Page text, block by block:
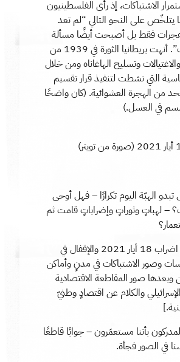
الاشتباكات، إذ رأى الفلسطينيون
يتلخّص على النحو التالي “لم تعد
فقط بل أصبحت أيضًا مسألة
سيادة على التراب”. أنهت بريطانيا الثورة في 1939 من
وتسليح الهاغاناه ومن خلال
التي نشطت لتنفيذ قرار تقسيم
من الهجرة العشوائية. (كان واضحًا
في العسل.)
الهبّة اليوم تكرارًا – فهل أوحى
– لهباتٍ وثوراتٍ وإضراباتٍ قامت ثم
[نضيف هنا صور اضراب 18 أيار 2021 والإقفال في
وصور الاشتباكات في مدنٍ وأماكن
صور المقاطعة الاقتصادية
والكلام عن اقتصادٍ وطنيّ
بأننا مستعمَرون – جوابًا قاطعًا
في الصور فجأة.